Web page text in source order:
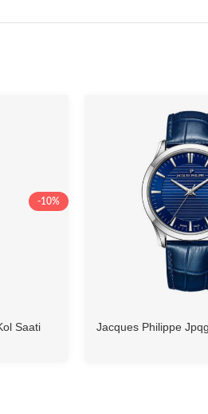
-10%
Saati
Jacques Philippe